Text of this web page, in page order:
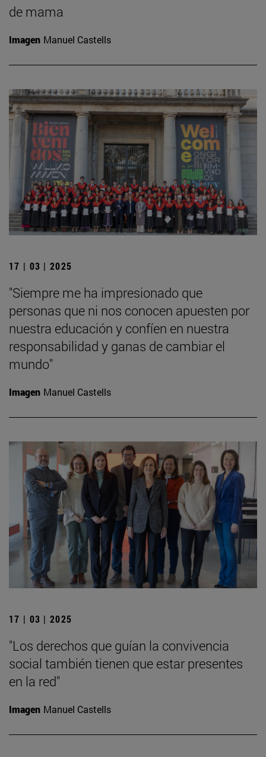
de mama
Imagen Manuel Castells
17 | 03 | 2025
"Siempre me ha impresionado que
personas que ni nos conocen apuesten por
nuestra educación y confíen en nuestra
responsabilidad y ganas de cambiar el
mundo"
Imagen Manuel Castells
17 | 03 | 2025
"Los derechos que guían la convivencia
social también tienen que estar presentes
en la red"
Imagen Manuel Castells